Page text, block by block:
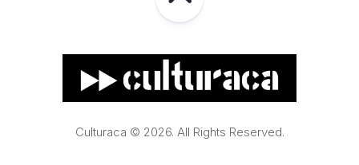
Culturaca © 2026. All Rights Reserved.